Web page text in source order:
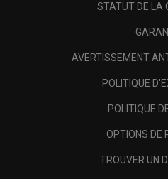
STATUT DE LA
AVERTISSEMENT
POLITIQUE
POLITIQUE
OPTIONS DE
TROUVER UN